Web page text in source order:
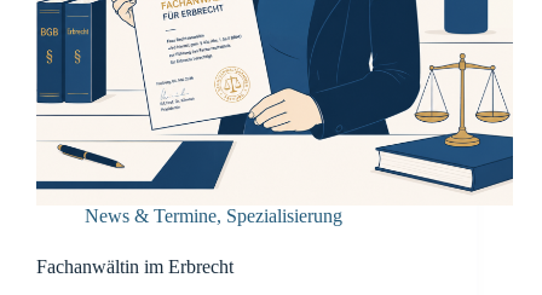
News & Termine, Spezialisierung
Fachanwältin im Erbrecht